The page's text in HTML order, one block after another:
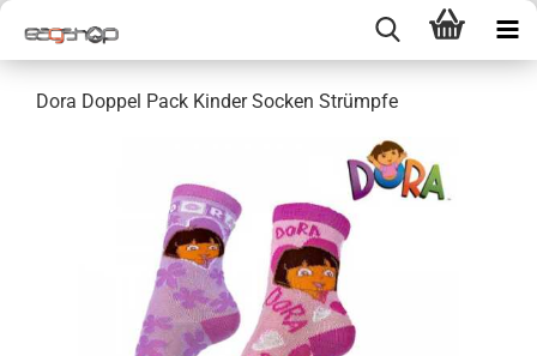
Dora Doppel Pack Kinder Socken Strümpfe